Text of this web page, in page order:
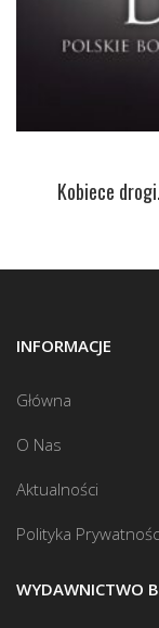
Kobiece
INFORMACJE
Główna
O Nas
Aktualności
Polityka
WYDAWNICTWO